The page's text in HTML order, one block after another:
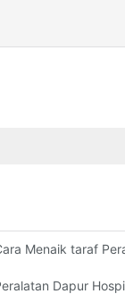
Menaik taraf
Komersial
Dapur